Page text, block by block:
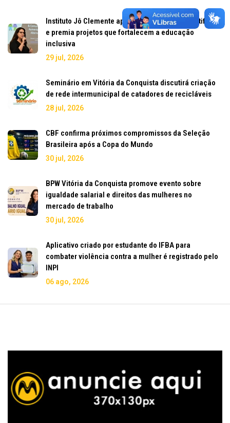
Instituto Jô Clemente aposta em inteligência artificial
e premia projetos que fortalecem a educação
inclusiva
29 jul, 2026
Seminário em Vitória da Conquista discutirá criação
de rede intermunicipal de catadores de recicláveis
28 jul, 2026
CBF confirma próximos compromissos da Seleção
Brasileira após a Copa do Mundo
30 jul, 2026
BPW Vitória da Conquista promove evento sobre
igualdade salarial e direitos das mulheres no
mercado de trabalho
30 jul, 2026
Aplicativo criado por estudante do IFBA para
combater violência contra a mulher é registrado pelo
INPI
06 ago, 2026